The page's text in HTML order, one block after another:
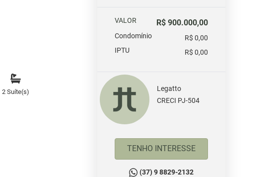
2 Suíte(s)
VALOR R$ 900.000,00
Condomínio
R$ 0,00
IPTU
R$ 0,00
Legatto
CRECI PJ-504
TENHO INTERESSE
(37) 9 8829-2132